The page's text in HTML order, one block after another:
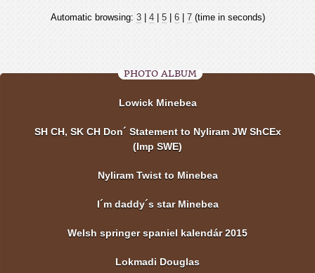
Automatic browsing: 3| 4| 5| 6| 7(time in seconds)
PHOTO ALBUM
Lowick Minebea
SH CH, SK CH Don´ Statement to Nyliram JW ShCEx
(Imp SWE)
Nyliram Twist to Minebea
I´m daddy´s star Minebea
Welsh springer spaniel kalendár 2015
Lokmadi Douglas